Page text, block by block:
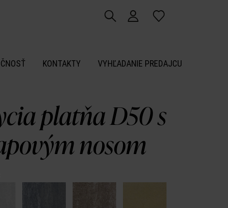
KONTAKTY VYHĽADANIE PREDAJCU
platňa D50 s
nosom